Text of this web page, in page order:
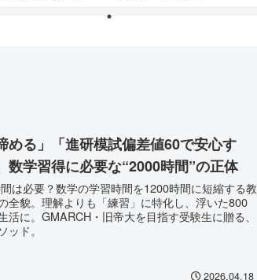
める」「進研模試偏差値60で安心す
数学習得に必要な“2000時間”の正体
は必要？数学の学習時間を1200時間に短縮する教
全貌。理解よりも「練習」に特化し、浮いた800
活に。GMARCH・旧帝大を目指す受験生に贈る、
ド。
2026.04.18